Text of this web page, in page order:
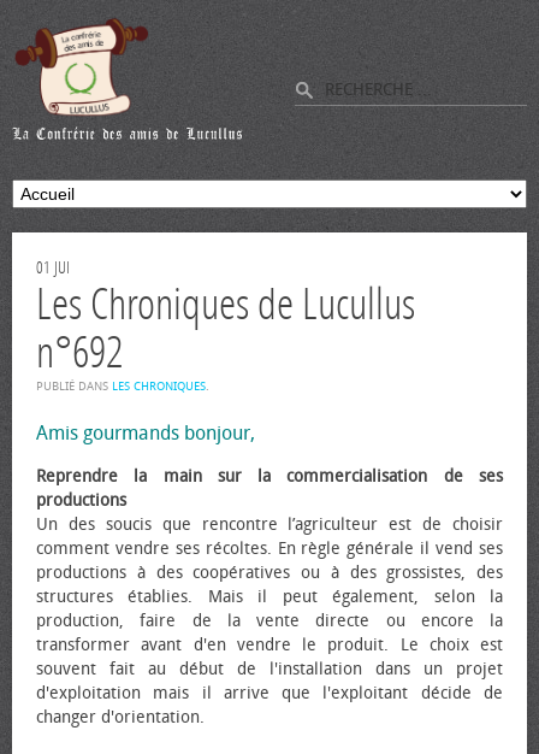
01 JUI
Les Chroniques de Lucullus
n°692
PUBLIÉ DANS LES CHRONIQUES.
Amis gourmands bonjour,
Reprendre la main sur la commercialisation de ses
productions
Un des soucis que rencontre l’agriculteur est de choisir
comment vendre ses récoltes. En règle générale il vend ses
productions à des coopératives ou à des grossistes, des
structures établies. Mais il peut également, selon la
production, faire de la vente directe ou encore la
transformer avant d'en vendre le produit. Le choix est
souvent fait au début de l'installation dans un projet
d'exploitation mais il arrive que l'exploitant décide de
changer d'orientation.